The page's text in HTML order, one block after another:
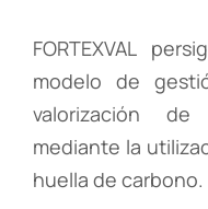
FORTEXVAL
modelo de
valorización de
mediante la
huella de carbono.